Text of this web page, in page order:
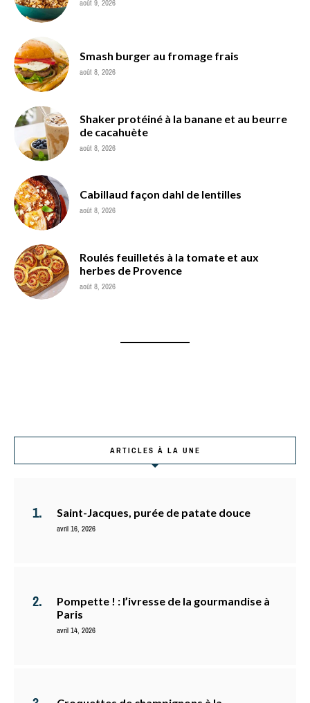
Smash burger au fromage frais
août 8, 2026
Shaker protéiné à la banane et au beurre
de cacahuète
août 8, 2026
Cabillaud façon dahl de lentilles
août 8, 2026
Roulés feuilletés à la tomate et aux
herbes de Provence
août 8, 2026
ARTICLES À LA UNE
Saint-Jacques, purée de patate douce
avril 16, 2026
Pompette ! : l’ivresse de la gourmandise à
Paris
avril 14, 2026